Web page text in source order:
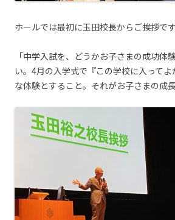
ホールでは最初に玉田校長からご挨拶です
「中学入試を、どうかお子さまの成功体
い。4月の入学式で『この学校に入って
な体験とすること。それがお子さまの成